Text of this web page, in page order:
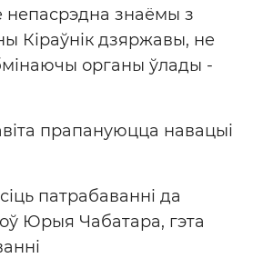
непасрэдна знаёмы з
Кіраўнік дзяржавы, не
органы ўлады -
прапануюцца навацыі
патрабаванні да
Юрыя Чабатара, гэта